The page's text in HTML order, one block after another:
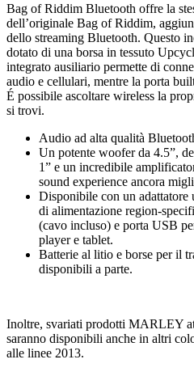
Bag of Riddim Bluetooth offre la
dell’originale Bag of Riddim,
dello streaming Bluetooth. Questo
dotato di una borsa in tessuto
integrato ausiliario permette di
audio e cellulari, mentre la porta
É possibile ascoltare wireless la
si trovi.
Audio ad alta qualità
Un potente woofer da 4.5”,
1” e un incredibile
sound experience ancora
Disponibile con un
di alimentazione region-
(cavo incluso) e porta USB
player e tablet.
Batterie al litio e borse per il
disponibili a parte.
Inoltre, svariati prodotti MARLEY
saranno disponibili anche in altri
alle linee 2013.